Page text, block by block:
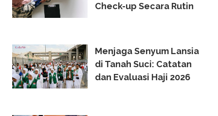
Check-up Secara Rutin
Menjaga Senyum Lansia
di Tanah Suci: Catatan
dan Evaluasi Haji 2026